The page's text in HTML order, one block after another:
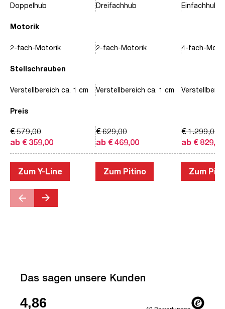
Motorik
Stellschrauben
Preis
Doppelhub
2-fach-Motorik
Verstellbereich ca. 1 cm
ab € 359,00
€ 579,00
Zum Y-Line
Dreifachhub
2-fach-Motorik
Verstellbereich ca. 1 cm
ab € 469,00
€ 629,00
Zum Pitino
Einfachhub
4-fach-
ab € 829,00
€ 1.299,00
Zum
Das sagen unsere Kunden